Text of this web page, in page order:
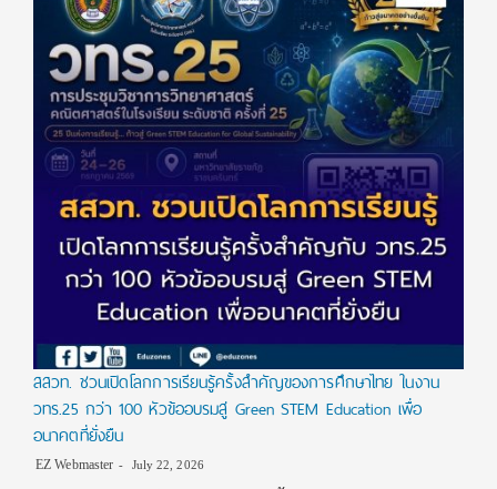
สสวท. ชวนเปิดโลกการเรียนรู้ครั้งสำคัญของการศึกษาไทย ในงาน
วทร.25 กว่า 100 หัวข้ออบรมสู่ Green STEM Education เพื่อ
อนาคตที่ยั่งยืน
EZ Webmaster July 22, 2026